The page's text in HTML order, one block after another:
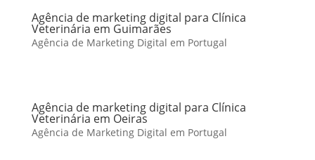
Agência de marketing digital para Clínica
Veterinária em Guimarães
Agência de Marketing Digital em Portugal
Agência de marketing digital para Clínica
Veterinária em Oeiras
Agência de Marketing Digital em Portugal